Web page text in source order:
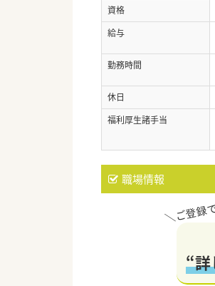
資格
給与
勤務時間
休日
福利厚生諸手当
職場情報
“詳